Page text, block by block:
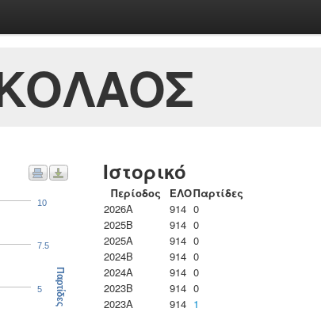
5
7.5
10
Παρτίδες
Ιστορικό
Περίοδος ΕΛΟΠαρτίδες
2026A
914 0
2025B
914 0
2025A
914 0
2024B
914 0
2024A
914 0
2023B
914 0
2023Α
914 1